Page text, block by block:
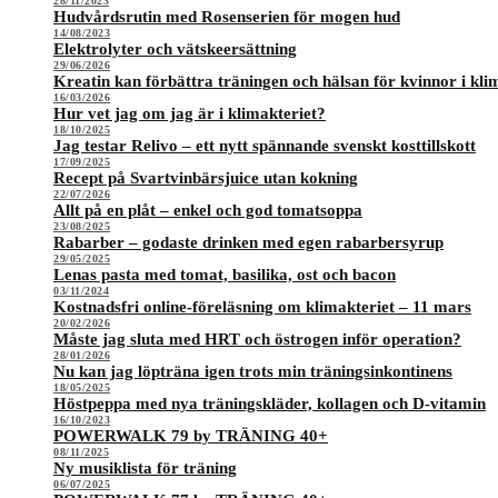
Hudvårdsrutin med Rosenserien för mogen hud
14/08/2023
Elektrolyter och vätskeersättning
29/06/2026
Kreatin kan förbättra träningen och hälsan för kvinnor i
16/03/2026
Hur vet jag om jag är i klimakteriet?
18/10/2025
Jag testar Relivo – ett nytt spännande svenskt kosttillskott
17/09/2025
Recept på Svartvinbärsjuice utan kokning
22/07/2026
Allt på en plåt – enkel och god tomatsoppa
23/08/2025
Rabarber – godaste drinken med egen rabarbersyrup
29/05/2025
Lenas pasta med tomat, basilika, ost och bacon
03/11/2024
Kostnadsfri online-föreläsning om klimakteriet – 11 mars
20/02/2026
Måste jag sluta med HRT och östrogen inför operation?
28/01/2026
Nu kan jag löpträna igen trots min träningsinkontinens
18/05/2025
Höstpeppa med nya träningskläder, kollagen och D-vitamin
16/10/2023
POWERWALK 79 by TRÄNING 40+
08/11/2025
Ny musiklista för träning
06/07/2025